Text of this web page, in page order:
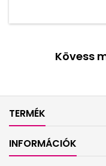
Kövess
TERMÉK
INFORMÁCIÓK